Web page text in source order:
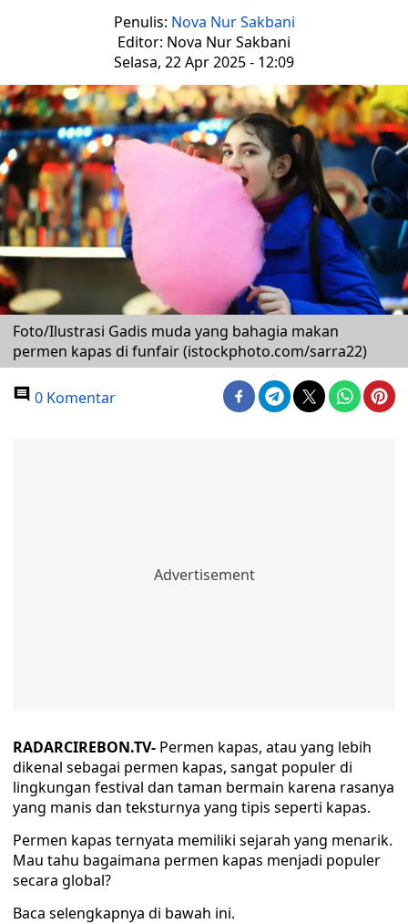
Penulis: Nova Nur Sakbani
Editor: Nova Nur Sakbani
Selasa, 22 Apr 2025 - 12:09
Foto/Ilustrasi Gadis muda yang bahagia makan
permen kapas di funfair (istockphoto.com/sarra22)
0 Komentar
RADARCIREBON.TV- Permen kapas, atau yang lebih
dikenal sebagai permen kapas, sangat populer di
lingkungan festival dan taman bermain karena rasanya
yang manis dan teksturnya yang tipis seperti kapas.
Permen kapas ternyata memiliki sejarah yang menarik.
Mau tahu bagaimana permen kapas menjadi populer
secara global?
Baca selengkapnya di bawah ini.